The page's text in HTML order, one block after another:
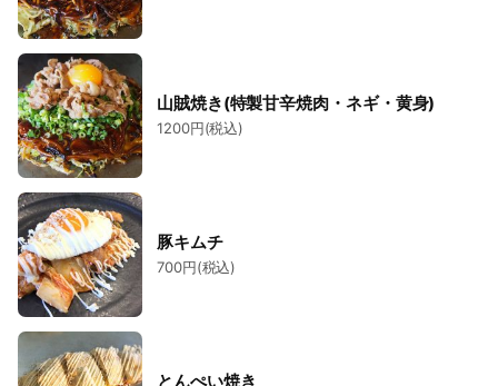
山賊焼き(特製甘辛焼肉・ネギ・黄身)
1200円(税込)
豚キムチ
700円(税込)
とんぺい焼き